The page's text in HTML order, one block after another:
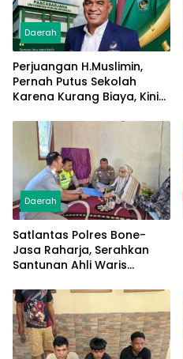
Daerah
Perjuangan H.Muslimin,
Pernah Putus Sekolah
Karena Kurang Biaya, Kini
Manajemen
Daerah
Satlantas Polres Bone-
Jasa Raharja, Serahkan
Santunan Ahli Waris
Rp50 Juta